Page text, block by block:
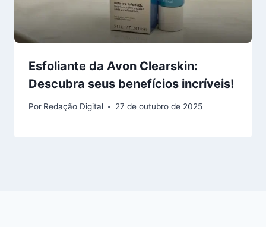
Esfoliante da Avon Clearskin:
Descubra seus benefícios incríveis!
Por Redação Digital 27 de outubro de 2025